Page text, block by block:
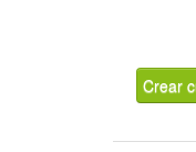
Crear